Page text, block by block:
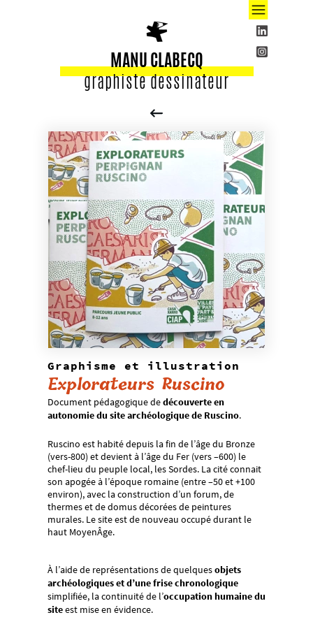
MANU CLABECQ
graphiste dessinateur
Graphisme et illustration
Explorateurs Ruscino
Document pédagogique dedécouverte en
autonomie du site archéologique de Ruscino.
Ruscino est habité depuis la fin de l’âge du Bronze
(vers-800) et devient à l’âge du Fer (vers –600) le
chef-lieu du peuple local, les Sordes. La cité connait
son apogée à l’époque romaine (entre –50 et +100
environ), avec la construction d’un forum, de
thermes et de domus décorées de peintures
murales. Le site est de nouveau occupé durant le
haut MoyenÂge.
À l’aide de représentations de quelquesobjets
archéologiques et d’une frise chronologique
simplifiée, la continuité de l’occupation humaine du
siteest mise en évidence.